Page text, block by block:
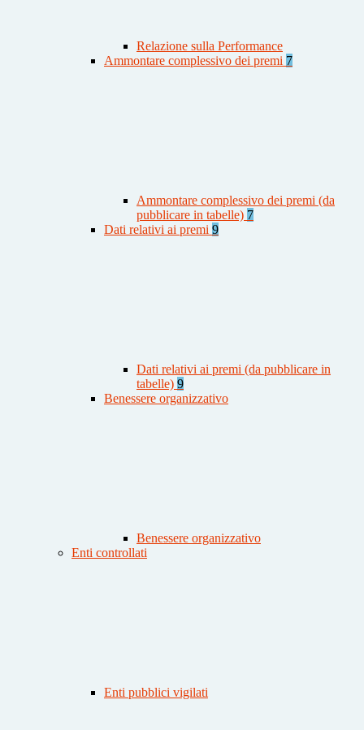
Relazione sulla Performance
Ammontare complessivo dei premi 7
Ammontare complessivo dei premi (da
pubblicare in tabelle) 7
Dati relativi ai premi 9
Dati relativi ai premi (da pubblicare in
tabelle) 9
Benessere organizzativo
Benessere organizzativo
Enti controllati
Enti pubblici vigilati